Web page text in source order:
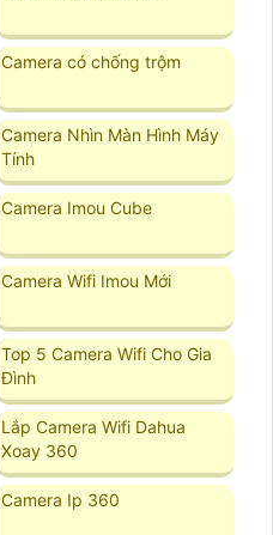
Camera có chống trộm
Camera Nhìn Màn Hình Máy
Tính
Camera Imou Cube
Camera Wifi Imou Mới
Top 5 Camera Wifi Cho Gia
Đình
Lắp Camera Wifi Dahua
Xoay 360
Camera Ip 360